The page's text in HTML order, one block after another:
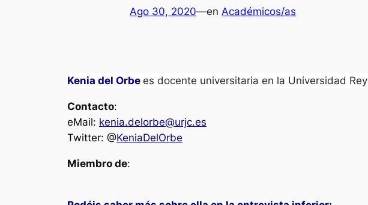
Ago 30, 2020—en Académicos/as
Kenia del Orbe es docente universitaria en la Universidad
Contacto:
eMail: kenia.delorbe@urjc.es
Twitter: @KeniaDelOrbe
Miembro de: